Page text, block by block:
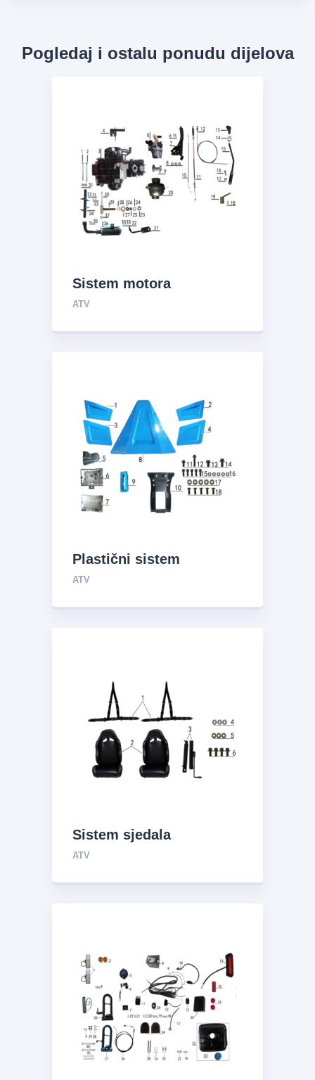
Pogledaj i ostalu ponudu dijelova
Sistem motora
ATV
Plastični sistem
ATV
Sistem sjedala
ATV